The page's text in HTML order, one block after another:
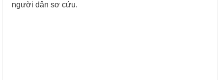
người dân sơ cứu.